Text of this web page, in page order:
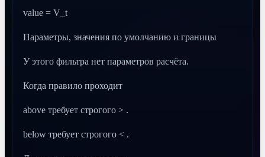
value = V_t
Параметры, значения по умолчанию и границы
У этого фильтра нет параметров расчёта.
Когда правило проходит
above требует строгого > .
below требует строгого < .